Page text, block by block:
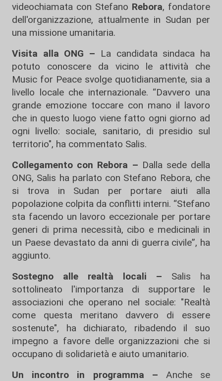
videochiamata con Stefano Rebora, fondatore
dell'organizzazione, attualmente in Sudan per
una missione umanitaria.
Visita alla ONG – La candidata sindaca ha
potuto conoscere da vicino le attività che
Music for Peace svolge quotidianamente, sia a
livello locale che internazionale. “Davvero una
grande emozione toccare con mano il lavoro
che in questo luogo viene fatto ogni giorno ad
ogni livello: sociale, sanitario, di presidio sul
territorio", ha commentato Salis.
Collegamento con Rebora – Dalla sede della
ONG, Salis ha parlato con Stefano Rebora, che
si trova in Sudan per portare aiuti alla
popolazione colpita da conflitti interni. “Stefano
sta facendo un lavoro eccezionale per portare
generi di prima necessità, cibo e medicinali in
un Paese devastato da anni di guerra civile”, ha
aggiunto.
Sostegno alle realtà locali – Salis ha
sottolineato l'importanza di supportare le
associazioni che operano nel sociale: "Realtà
come questa meritano davvero di essere
sostenute", ha dichiarato, ribadendo il suo
impegno a favore delle organizzazioni che si
occupano di solidarietà e aiuto umanitario.
Un incontro in programma – Anche se